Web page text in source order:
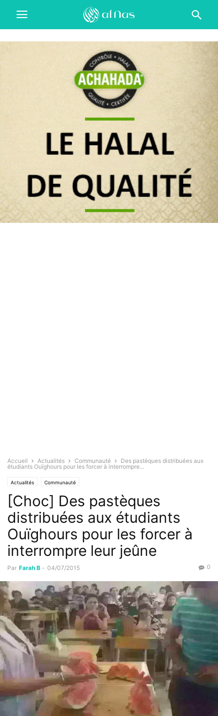
Accueil Actualités Communauté
Des pastèques distribuées aux
étudiants Ouïghours pour les forcer à interrompre...
Actualités Communauté
[Choc] Des pastèques
distribuées aux étudiants
Ouïghours pour les forcer à
interrompre leur jeûne
Par Farah B - 04/07/2015 0